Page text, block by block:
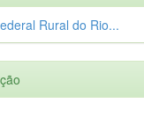
Rural do Rio...